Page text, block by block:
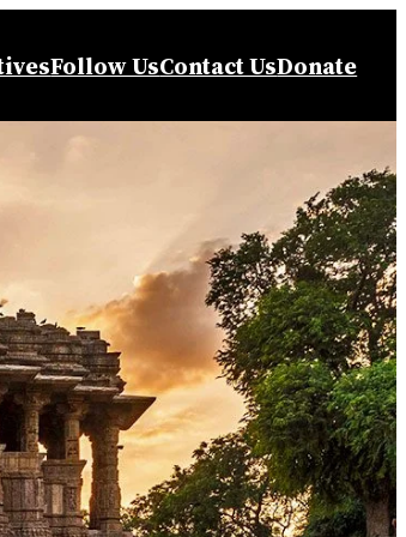
Follow UsContact UsDonate